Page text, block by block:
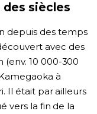
des siècles
depuis des temps
avec des
10 000-300
à
Il était par ailleurs
vers la fin de la